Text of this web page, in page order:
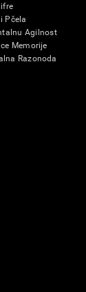
Pčela
Agilnost
Memorije
Razonoda